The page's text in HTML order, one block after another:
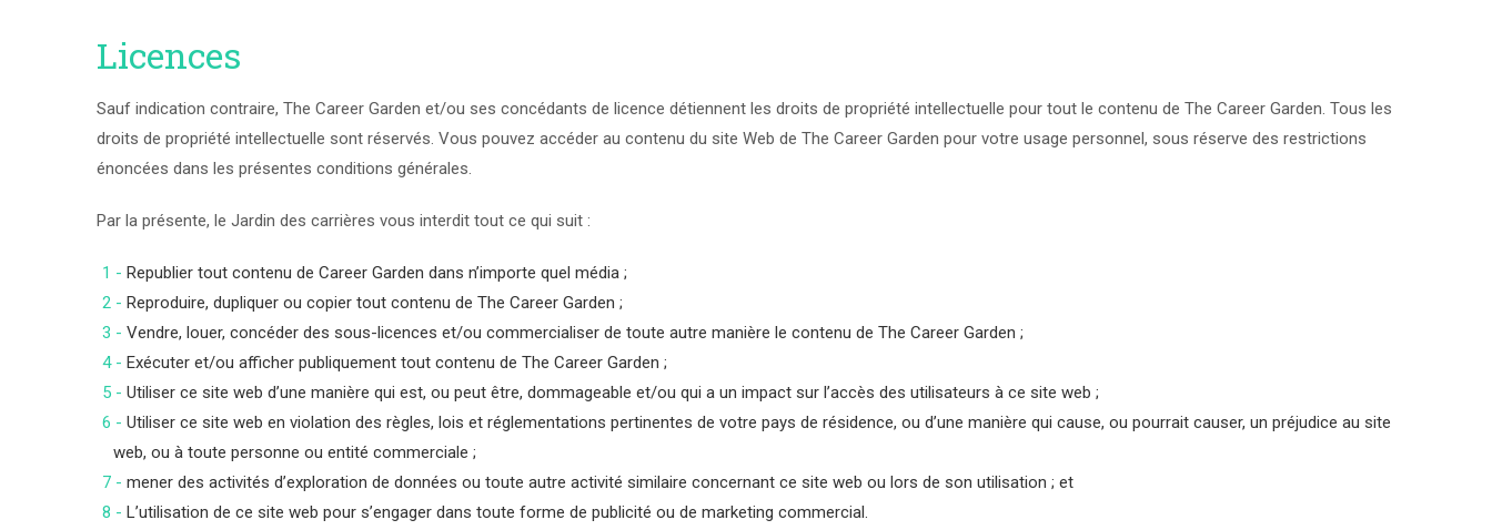
Licences
Sauf indication contraire, The Career Garden et/ou ses concédants de licence détiennent les droits de propriété intellectuelle pour tout le contenu de The Career Garden. Tous les
droits de propriété intellectuelle sont réservés. Vous pouvez accéder au contenu du site Web de The Career Garden pour votre usage personnel, sous réserve des restrictions
énoncées dans les présentes conditions générales.
Par la présente, le Jardin des carrières vous interdit tout ce qui suit :
Republier tout contenu de Career Garden dans n’importe quel média ;
Reproduire, dupliquer ou copier tout contenu de The Career Garden ;
Vendre, louer, concéder des sous-licences et/ou commercialiser de toute autre manière le contenu de The Career Garden ;
Exécuter et/ou afficher publiquement tout contenu de The Career Garden ;
Utiliser ce site web d’une manière qui est, ou peut être, dommageable et/ou qui a un impact sur l’accès des utilisateurs à ce site web ;
Utiliser ce site web en violation des règles, lois et réglementations pertinentes de votre pays de résidence, ou d’une manière qui cause, ou pourrait causer, un préjudice au site
web, ou à toute personne ou entité commerciale ;
mener des activités d’exploration de données ou toute autre activité similaire concernant ce site web ou lors de son utilisation ; et
L’utilisation de ce site web pour s’engager dans toute forme de publicité ou de marketing commercial.